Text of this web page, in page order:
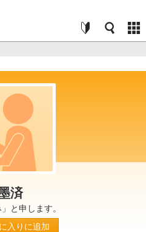
済
」と申します。
入りに追加